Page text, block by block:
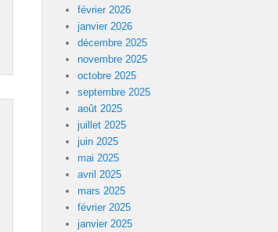
février 2026
janvier 2026
décembre 2025
novembre 2025
octobre 2025
septembre 2025
août 2025
juillet 2025
juin 2025
mai 2025
avril 2025
mars 2025
février 2025
janvier 2025